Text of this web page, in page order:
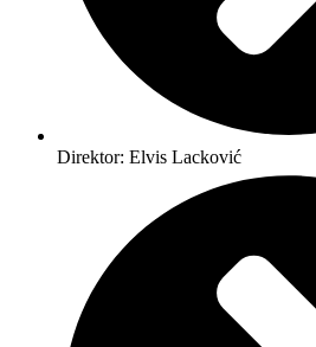
Direktor: Elvis Lacković